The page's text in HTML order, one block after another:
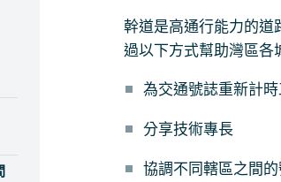
幹道是高通行能力的道
過以下方式幫助灣區各
為交通號誌重新計
分享技術專長
協調不同轄區之間